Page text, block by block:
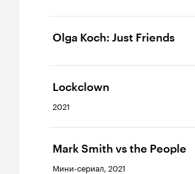
Olga Koch: Just Friends
Lockclown
2021
Mark Smith vs the People
Мини-сериал, 2021